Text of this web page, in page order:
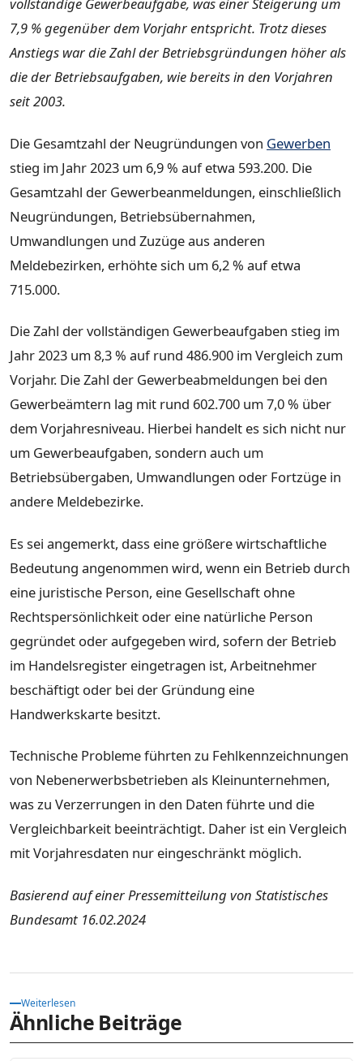
7,9 % gegenüber dem Vorjahr entspricht. Trotz dieses
Anstiegs war die Zahl der Betriebsgründungen höher als
die der Betriebsaufgaben, wie bereits in den Vorjahren
seit 2003.
Die Gesamtzahl der Neugründungen von Gewerben
stieg im Jahr 2023 um 6,9 % auf etwa 593.200. Die
Gesamtzahl der Gewerbeanmeldungen, einschließlich
Neugründungen, Betriebsübernahmen,
Umwandlungen und Zuzüge aus anderen
Meldebezirken, erhöhte sich um 6,2 % auf etwa
715.000.
Die Zahl der vollständigen Gewerbeaufgaben stieg im
Jahr 2023 um 8,3 % auf rund 486.900 im Vergleich zum
Vorjahr. Die Zahl der Gewerbeabmeldungen bei den
Gewerbeämtern lag mit rund 602.700 um 7,0 % über
dem Vorjahresniveau. Hierbei handelt es sich nicht nur
um Gewerbeaufgaben, sondern auch um
Betriebsübergaben, Umwandlungen oder Fortzüge in
andere Meldebezirke.
Es sei angemerkt, dass eine größere wirtschaftliche
Bedeutung angenommen wird, wenn ein Betrieb durch
eine juristische Person, eine Gesellschaft ohne
Rechtspersönlichkeit oder eine natürliche Person
gegründet oder aufgegeben wird, sofern der Betrieb
im Handelsregister eingetragen ist, Arbeitnehmer
beschäftigt oder bei der Gründung eine
Handwerkskarte besitzt.
Technische Probleme führten zu Fehlkennzeichnungen
von Nebenerwerbsbetrieben als Kleinunternehmen,
was zu Verzerrungen in den Daten führte und die
Vergleichbarkeit beeinträchtigt. Daher ist ein Vergleich
mit Vorjahresdaten nur eingeschränkt möglich.
Basierend auf einer Pressemitteilung von Statistisches
Bundesamt 16.02.2024
Weiterlesen
Ähnliche Beiträge